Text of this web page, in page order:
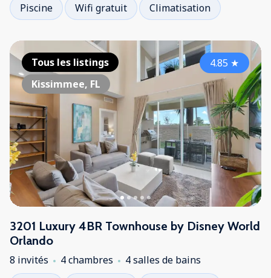
Piscine
Wifi gratuit Climatisation
Tous les listings
Kissimmee, FL
4.85 ★
3201 Luxury 4BR Townhouse by Disney World
Orlando
8 invités 4 chambres
4 salles de bains